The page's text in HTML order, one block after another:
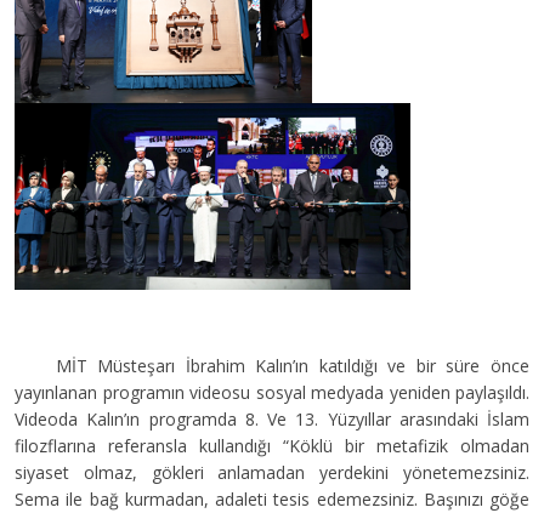
MİT Müsteşarı İbrahim Kalın’ın katıldığı ve bir süre önce
yayınlanan programın videosu sosyal medyada yeniden paylaşıldı.
Videoda Kalın’ın programda 8. Ve 13. Yüzyıllar arasındaki İslam
filozflarına referansla kullandığı “Köklü bir metafizik olmadan
siyaset olmaz, gökleri anlamadan yerdekini yönetemezsiniz.
Sema ile bağ kurmadan, adaleti tesis edemezsiniz. Başınızı göğe